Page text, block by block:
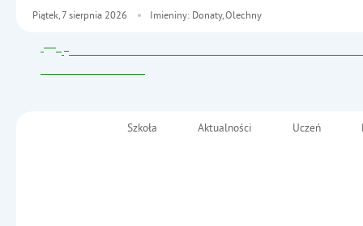
Piątek, 7 sierpnia 2026 Imieniny: Donaty, Olechny
Szkoła Aktualności Uczeń